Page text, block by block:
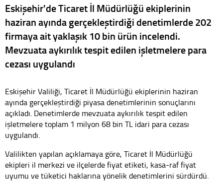
Eskişehir'de Ticaret İl Müdürlüğü ekiplerinin
haziran ayında gerçekleştirdiği denetimlerde 202
firmaya ait yaklaşık 10 bin ürün incelendi.
Mevzuata aykırılık tespit edilen işletmelere para
cezası uygulandı
Eskişehir Valiliği, Ticaret İl Müdürlüğü ekiplerinin haziran
ayında gerçekleştirdiği piyasa denetimlerinin sonuçlarını
açıkladı. Denetimlerde mevzuata aykırılık tespit edilen
işletmelere toplam 1 milyon 68 bin TL idari para cezası
uygulandı.
Valilikten yapılan açıklamaya göre, Ticaret İl Müdürlüğü
ekipleri il merkezi ve ilçelerde fiyat etiketi, kasa-raf fiyat
uyumu ve tüketici haklarına yönelik denetimlerini sürdürdü.